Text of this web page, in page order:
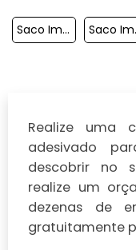
Saco Impresso Pp Com 2 Cores Saco
Realize uma
adesivado
descobrir no
realize um
dezenas de
gratuitamente